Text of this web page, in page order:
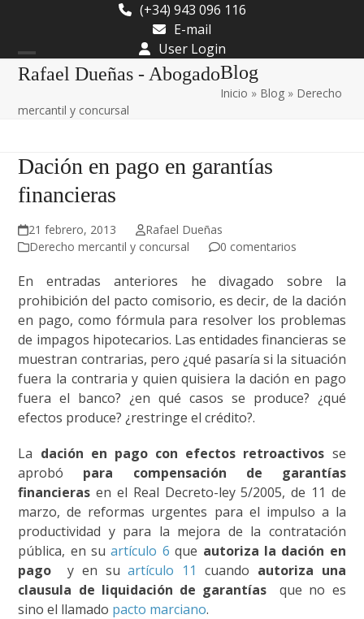
content
(+34) 943 096 116
E-mail
User Login
Rafael Dueñas - Abogado
Open
Close
Blog
Inicio » Blog » Derecho
mercantil y concursal
Dación en pago en garantías
financieras
21 febrero, 2013
Rafael Dueñas
Derecho mercantil y concursal
0 comentarios
En entradas anteriores he divagado sobre la
prohibición del pacto comisorio, es decir, de la dación
en pago, como fórmula para resolver los problemas
de impagos hipotecarios. Las entidades financieras se
muestran contrarias, pero ¿qué pasaría si la situación
fuera la contraria y quien quisiera la dación en pago
fuera el banco? ¿en qué casos se produce? ¿qué
efectos produce? ¿restringe el crédito?.
La dación en pago con efectos retroactivos se
aprobó para compensación de garantías
financieras en el Real Decreto-ley 5/2005, de 11 de
marzo, de reformas urgentes para el impulso a la
productividad y para la mejora de la contratación
pública, en suartículo 6 que autoriza la dación en
pago y en suartículo 11 cuando autoriza una
clausula de liquidación de garantías que no es
sino el llamado pacto marciano.